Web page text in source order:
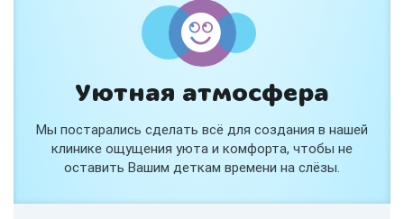
Уютная атмосфера
Мы постарались сделать всё для создания в нашей
клинике ощущения уюта и комфорта, чтобы не
оставить Вашим деткам времени на слёзы.